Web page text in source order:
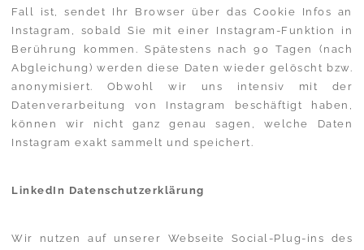
Fall ist, sendet Ihr Browser über das Cookie Infos an
Instagram, sobald Sie mit einer Instagram-Funktion in
Berührung kommen. Spätestens nach 90 Tagen (nach
Abgleichung) werden diese Daten wieder gelöscht bzw.
anonymisiert. Obwohl wir uns intensiv mit der
Datenverarbeitung von Instagram beschäftigt haben,
können wir nicht ganz genau sagen, welche Daten
Instagram exakt sammelt und speichert.
LinkedIn Datenschutzerklärung
Wir nutzen auf unserer Webseite Social-Plug-ins des